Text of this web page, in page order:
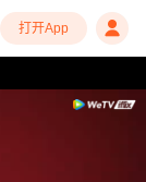
打开App